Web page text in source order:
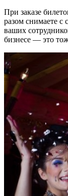
При заказе
разом снимаете с
ваших
бизнесе — это